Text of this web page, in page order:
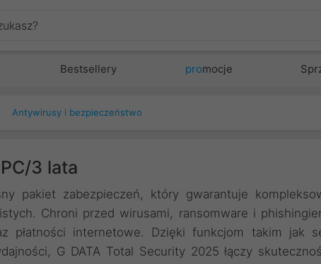
Bestsellery promocje
Antywirusy i bezpieczeństwo
3 lata
pakiet zabezpieczeń, który gwarantuje
Chroni przed wirusami, ransomware i
płatności internetowe. Dzięki funkcjom takim jak
G DATA Total Security 2025 łączy